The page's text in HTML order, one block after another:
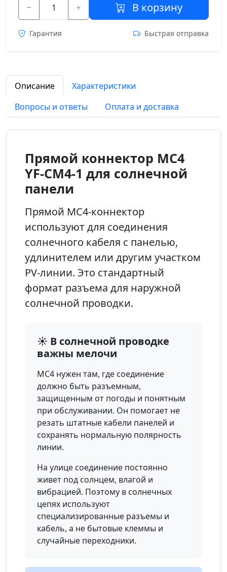
В корзину
Гарантия Быстрая отправка
Описание
Характеристики
Вопросы и ответы
Оплата и доставка
Прямой коннектор MC4
YF-CM4-1 для солнечной
панели
Прямой MC4-коннектор
используют для соединения
солнечного кабеля с панелью,
удлинителем или другим участком
PV-линии. Это стандартный
формат разъема для наружной
солнечной проводки.
☀️ В солнечной проводке
важны мелочи
MC4 нужен там, где соединение
должно быть разъемным,
защищенным от погоды и понятным
при обслуживании. Он помогает не
резать штатные кабели панелей и
сохранять нормальную полярность
линии.
На улице соединение постоянно
живет под солнцем, влагой и
вибрацией. Поэтому в солнечных
цепях используют
специализированные разъемы и
кабель, а не бытовые клеммы и
случайные переходники.